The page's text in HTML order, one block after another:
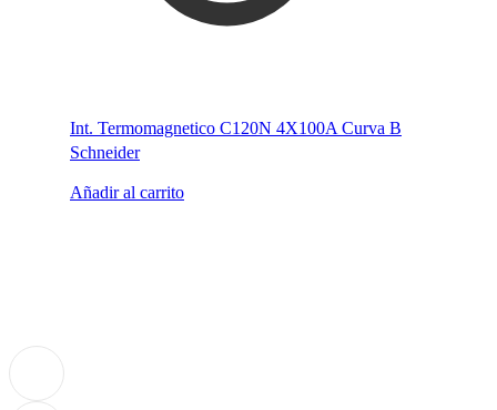
Int. Termomagnetico C120N 4X100A Curva B
Schneider
Añadir al carrito